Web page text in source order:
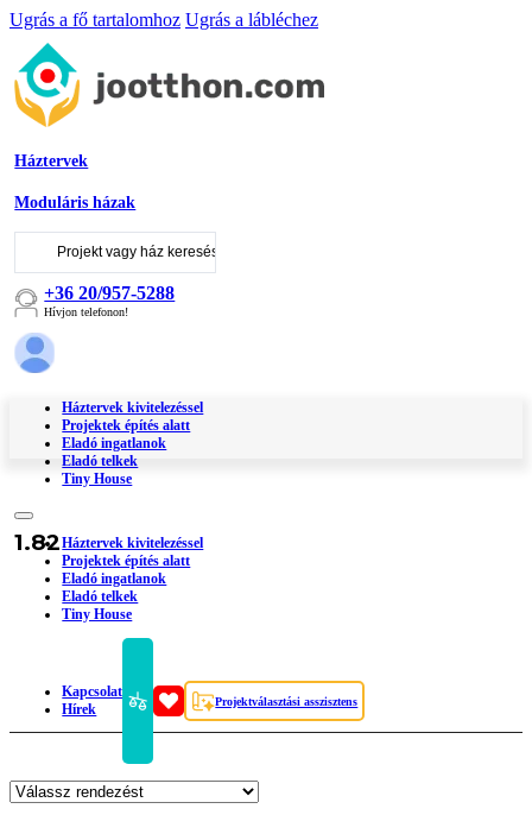
Ugrás a fő tartalomhoz Ugrás a lábléchez
Háztervek
Moduláris házak
+36 20/957-5288
Hívjon telefonon!
Háztervek kivitelezéssel
Projektek építés alatt
Eladó ingatlanok
Eladó telkek
Tiny House
Háztervek kivitelezéssel
Projektek építés alatt
Eladó ingatlanok
Eladó telkek
Tiny House
Kapcsolat
Hírek
Projektválasztási asszisztens
1.82